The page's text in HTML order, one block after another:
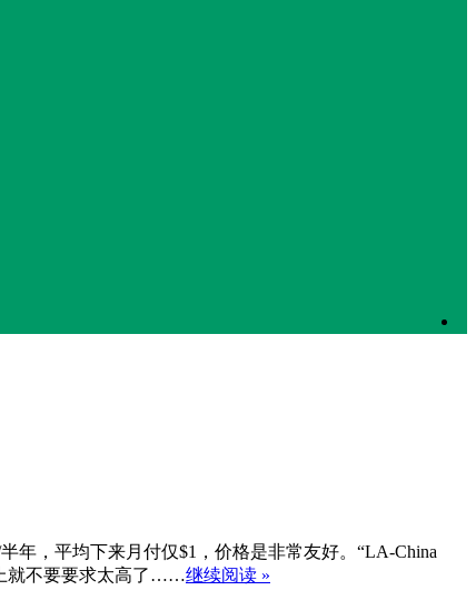
年，平均下来月付仅$1，价格是非常友好。“LA-China
就不要要求太高了……继续阅读 »